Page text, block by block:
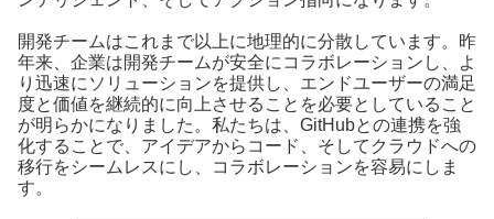
開発チームはこれまで以上に地理的に分散しています。昨
年来、企業は開発チームが安全にコラボレーションし、よ
り迅速にソリューションを提供し、エンドユーザーの満足
度と価値を継続的に向上させることを必要としていること
が明らかになりました。私たちは、GitHubとの連携を強
化することで、アイデアからコード、そしてクラウドへの
移行をシームレスにし、コラボレーションを容易にしま
す。